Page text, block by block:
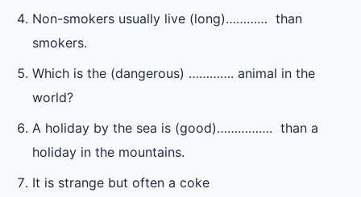
Non-smokers usually live (long)………… than
smokers.
Which is the (dangerous) …………. animal in the
world?
A holiday by the sea is (good)……………. than a
holiday in the mountains.
It is strange but often a coke